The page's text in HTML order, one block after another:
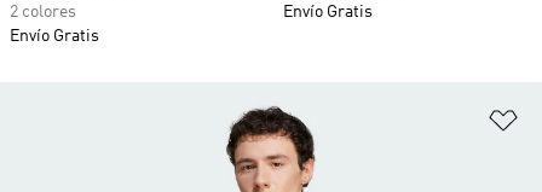
2 colores
Envío Gratis
Envío Gratis